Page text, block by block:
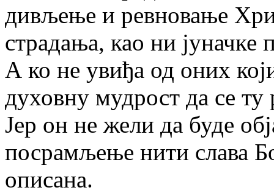
дивљење и ревновање
страдања, као ни јуначке
А ко не увиђа од оних
духовну мудрост да се
Јер он не жели да буде
посрамљење нити слава
описана.